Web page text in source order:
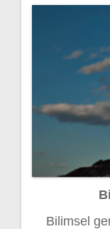
Bilimsel